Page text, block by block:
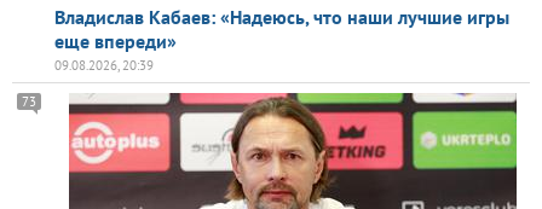
Владислав Кабаев: «Надеюсь, что наши лучшие игры
еще впереди»
09.08.2026, 20:39
73